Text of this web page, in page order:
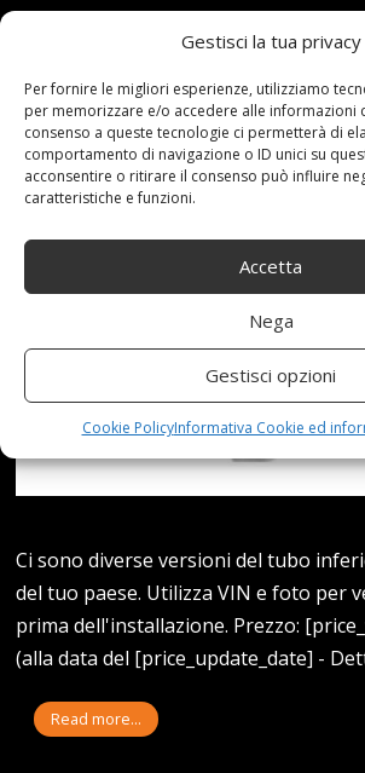
Gestisci la tua privacy
Per fornire le migliori esperienze, utilizziamo
per memorizzare e/o accedere alle informazioni
consenso a queste tecnologie ci permetterà di
comportamento di navigazione o ID unici su
acconsentire o ritirare il consenso può influire
caratteristiche e funzioni.
Accetta
Nega
Gestisci opzioni
Cookie PolicyInformativa Cookie ed
(L+R) (GUIDA A
[MBC45-RCDC]
Ci sono diverse versioni del tubo
del tuo paese. Utilizza VIN e foto per
prima dell'installazione. Prezzo:
(alla data del [price_update_date] -
Read more...